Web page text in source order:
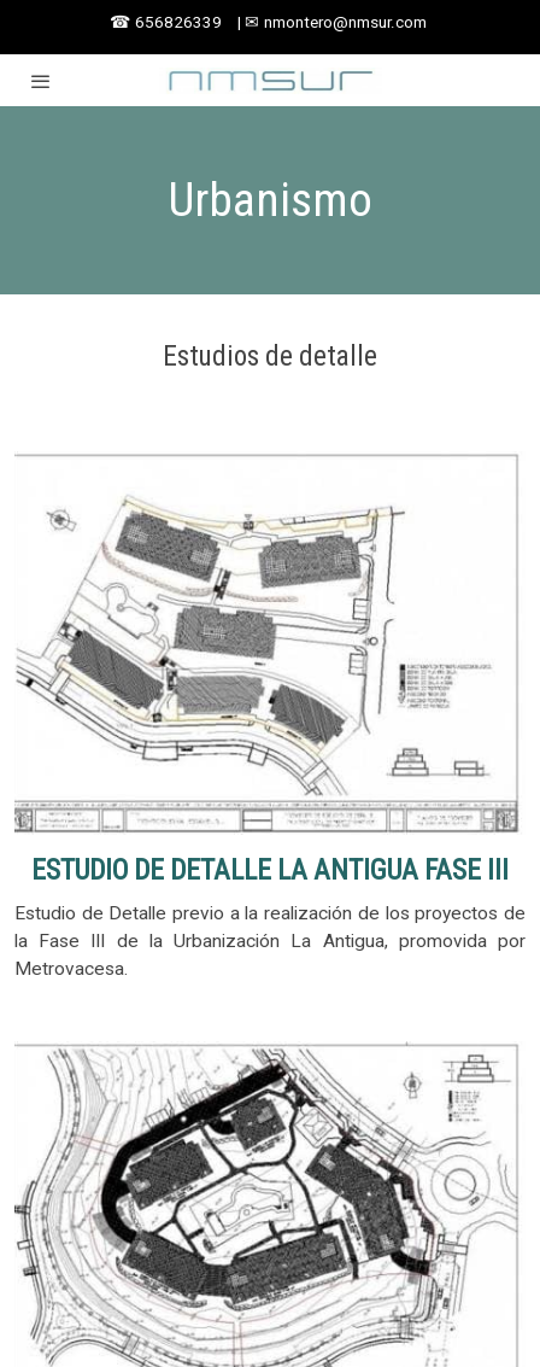
☎ 656826339 | ✉ nmontero@nmsur.com
Urbanismo
Estudios de detalle
ESTUDIO DE DETALLE LA ANTIGUA FASE III
Estudio de Detalle previo a la realización de los proyectos de
la Fase III de la Urbanización La Antigua, promovida por
Metrovacesa.